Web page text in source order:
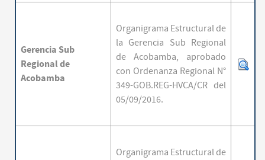
Gerencia Sub
Regionalde
Acobamba
Organigrama Estructural de
la Gerencia Sub Regional
de Acobamba, aprobado
con Ordenanza Regional N°
349-GOB.REG-HVCA/CR del
05/09/2016.
Organigrama Estructural de